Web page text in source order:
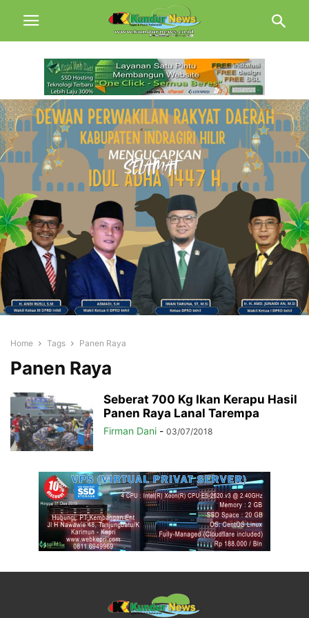
Home Tags Panen Raya
Panen Raya
Seberat 700 Kg Ikan Kerapu Hasil
Panen Raya Lanal Tarempa
Firman Dani - 03/07/2018